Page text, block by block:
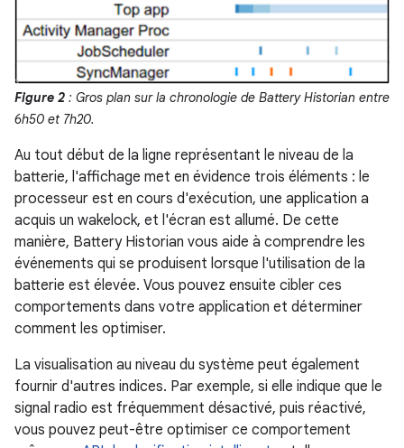
Figure 2 : Gros plan sur la chronologie de Battery Historian entre
6h50 et 7h20.
Au tout début de la ligne représentant le niveau de la
batterie, l'affichage met en évidence trois éléments : le
processeur est en cours d'exécution, une application a
acquis un wakelock, et l'écran est allumé. De cette
manière, Battery Historian vous aide à comprendre les
événements qui se produisent lorsque l'utilisation de la
batterie est élevée. Vous pouvez ensuite cibler ces
comportements dans votre application et déterminer
comment les optimiser.
La visualisation au niveau du système peut également
fournir d'autres indices. Par exemple, si elle indique que le
signal radio est fréquemment désactivé, puis réactivé,
vous pouvez peut-être optimiser ce comportement